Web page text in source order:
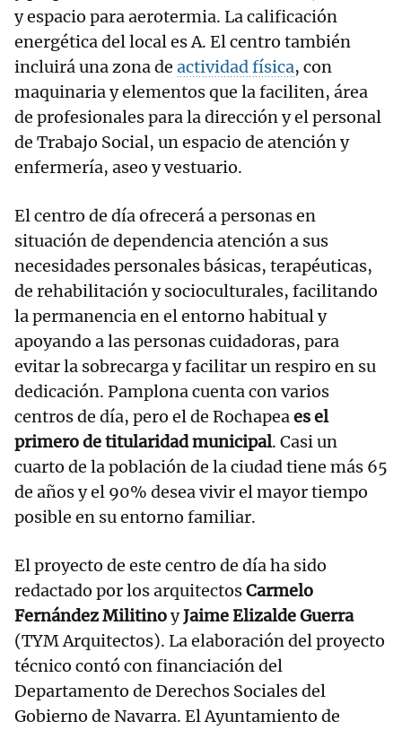
y espacio para aerotermia. La calificación
energética del local es A. El centro también
incluirá una zona de actividad física, con
maquinaria y elementos que la faciliten, área
de profesionales para la dirección y el personal
de Trabajo Social, un espacio de atención y
enfermería, aseo y vestuario.
El centro de día ofrecerá a personas en
situación de dependencia atención a sus
necesidades personales básicas, terapéuticas,
de rehabilitación y socioculturales, facilitando
la permanencia en el entorno habitual y
apoyando a las personas cuidadoras, para
evitar la sobrecarga y facilitar un respiro en su
dedicación. Pamplona cuenta con varios
centros de día, pero el de Rochapeaes el
primero de titularidad municipal. Casi un
cuarto de la población de la ciudad tiene más 65
de años y el 90% desea vivir el mayor tiempo
posible en su entorno familiar.
El proyecto de este centro de día ha sido
redactado por los arquitectosCarmelo
Fernández MilitinoyJaime Elizalde Guerra
(TYM Arquitectos). La elaboración del proyecto
técnico contó con financiación del
Departamento de Derechos Sociales del
Gobierno de Navarra. El Ayuntamiento de